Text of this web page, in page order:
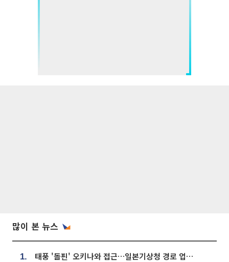
많이 본 뉴스
1. 태풍 '돌핀' 오키나와 접근…일본기상청 경로 업데이트